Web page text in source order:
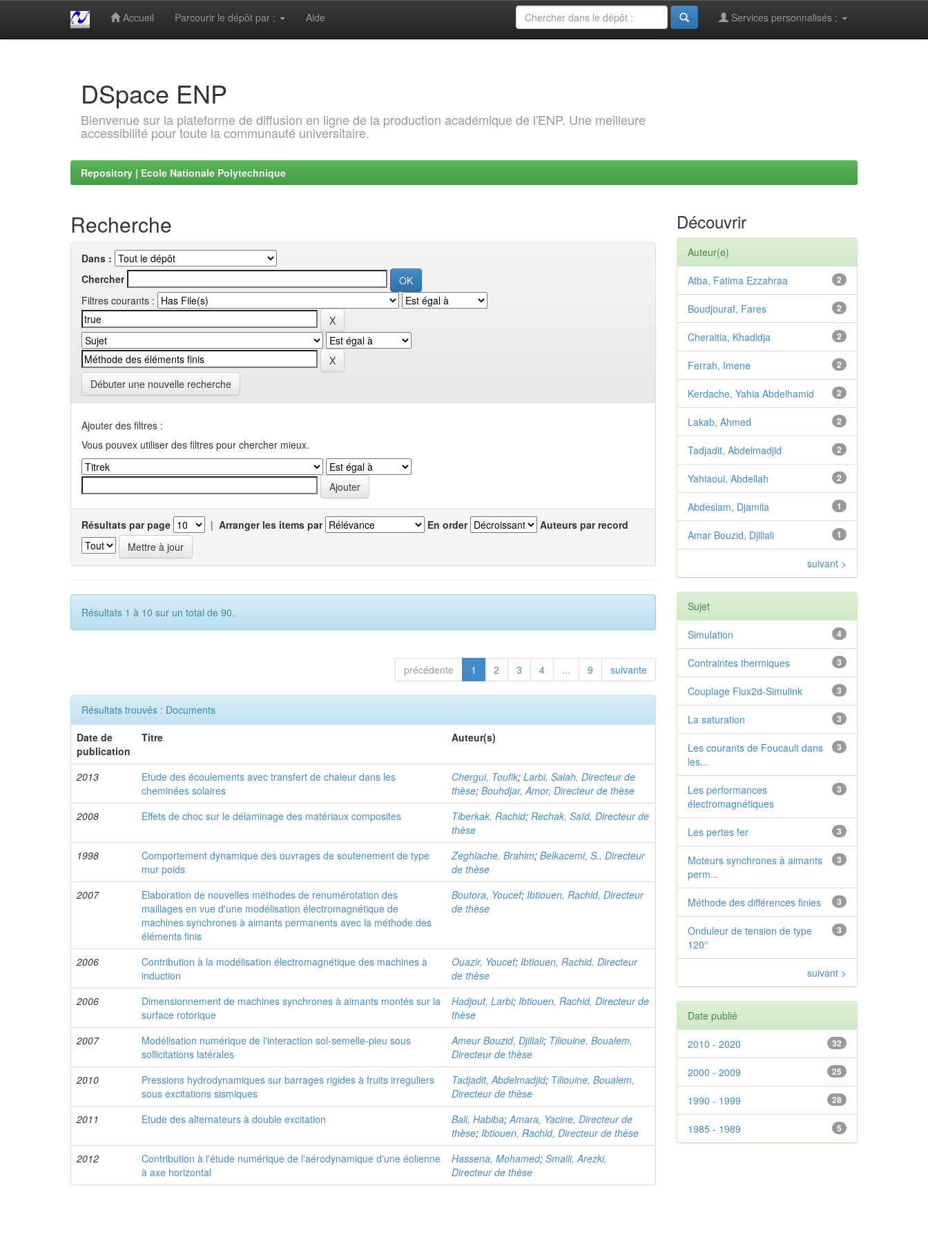
Accueil Parcourir le dépôt par : Aide Services personnalisés :
DSpace ENP
Bienvenue sur la plateforme de diffusion en ligne de la production académique de l'ENP. Une meilleure
accessibilité pour toute la communauté universitaire.
Repository | Ecole Nationale Polytechnique
Recherche
Dans :
Chercher
Filtres courants :
Débuter une nouvelle recherche
Ajouter des filtres :
Vous pouvex utiliser des filtres pour chercher mieux.
Résultats par page | Arranger les items par En order Auteurs par record
Résultats 1 à 10 sur un total de 90.
précédente 1 2 3 4 ... 9 suivante
Résultats trouvés : Documents
Date de
publication
Titre Auteur(s)
2013
Etude des écoulements avec transfert de chaleur dans les
cheminées solaires
Chergui, Toufik;Larbi, Salah, Directeur de
thèse;Bouhdjar, Amor, Directeur de thèse
2008
Effets de choc sur le délaminage des matériaux composites Tiberkak, Rachid;Rechak, Saïd, Directeur de
thèse
1998
Comportement dynamique des ouvrages de soutenement de type
mur poids
Zeghlache, Brahim;Belkacemi, S., Directeur
de thèse
2007
Elaboration de nouvelles méthodes de renumérotation des
maillages en vue d'une modélisation électromagnétique de
machines synchrones à aimants permanents avec la méthode des
éléments finis
Boutora, Youcef;Ibtiouen, Rachid, Directeur
de thèse
2006
Contribution à la modélisation électromagnétique des machines à
induction
Ouazir, Youcef;Ibtiouen, Rachid, Directeur
de thèse
2006
Dimensionnement de machines synchrones à aimants montés sur la
surface rotorique
Hadjout, Larbi;Ibtiouen, Rachid, Directeur de
thèse
2007
Modélisation numérique de l'interaction sol-semelle-pieu sous
sollicitations latérales
Ameur Bouzid, Djillali; Tiliouine, Boualem,
Directeur de thèse
2010
Pressions hydrodynamiques sur barrages rigides à fruits irreguliers
sous excitations sismiques
Tadjadit, Abdelmadjid; Tiliouine, Boualem,
Directeur de thèse
2011
Etude des alternateurs à double excitation Bali, Habiba;Amara, Yacine, Directeur de
thèse;Ibtiouen, Rachid, Directeur de thèse
2012
Contribution à l'étude numérique de l'aérodynamique d'une éolienne
à axe horizontal
Hassena, Mohamed;Smaili, Arezki,
Directeur de thèse
Découvrir
Auteur(e)
2
Atba, Fatima Ezzahraa
2
Boudjouraf, Fares
2
Cheraitia, Khadidja
2
Ferrah, Imene
2
Kerdache, Yahia Abdelhamid
2
Lakab, Ahmed
2
Tadjadit, Abdelmadjid
2
Yahiaoui, Abdellah
1
Abdeslam, Djamila
1
Amar Bouzid, Djillali
suivant >
Sujet
4
Simulation
3
Contraintes thermiques
3
Couplage Flux2d-Simulink
3
La saturation
3
Les courants de Foucault dans
les...
3
Les performances
électromagnétiques
3
Les pertes fer
3
Moteurs synchrones à aimants
perm...
3
Méthode des différences finies
3
Onduleur de tension de type
120°
suivant >
Date publié
32
2010 - 2020
25
2000 - 2009
28
1990 - 1999
5
1985 - 1989